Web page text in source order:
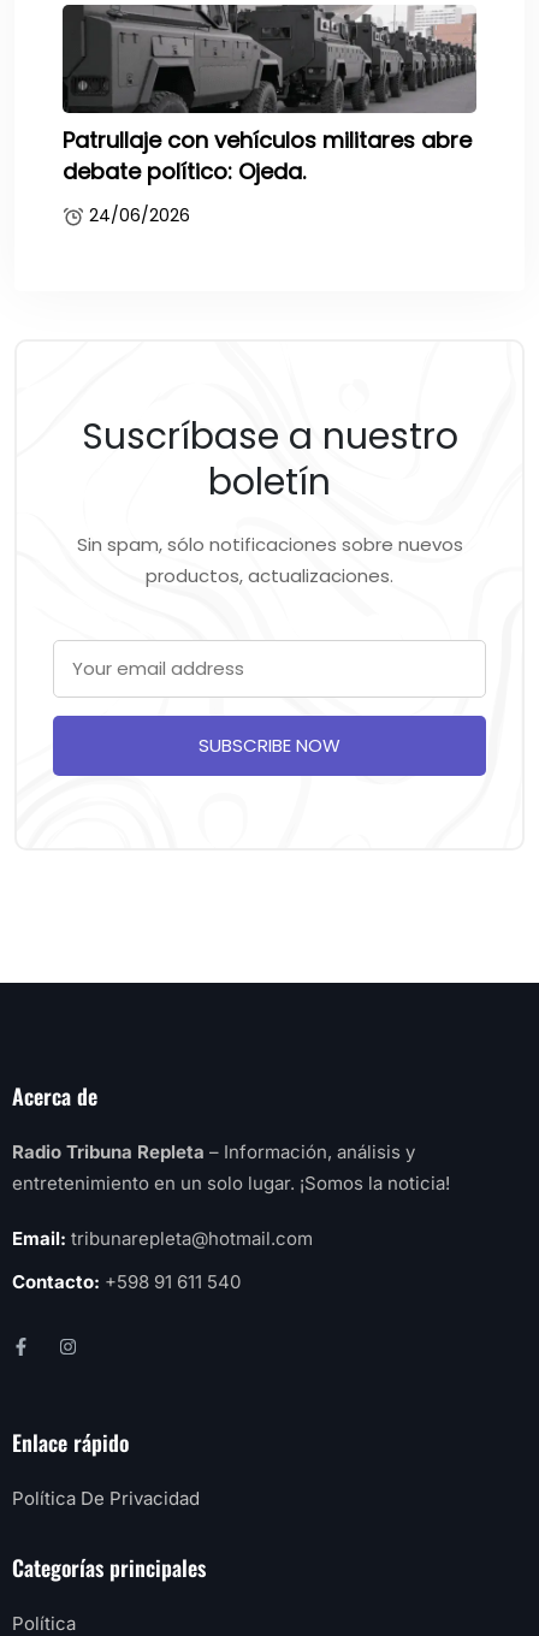
Patrullaje con vehículos militares abre
debate político: Ojeda.
24/06/2026
Suscríbase a nuestro
boletín
Sin spam, sólo notificaciones sobre nuevos
productos, actualizaciones.
SUBSCRIBE NOW
Acerca de
Radio Tribuna Repleta – Información, análisis y
entretenimiento en un solo lugar. ¡Somos la noticia!
Email: tribunarepleta@hotmail.com
Contacto: +598 91 611 540
Enlace rápido
Política De Privacidad
Categorías principales
Política